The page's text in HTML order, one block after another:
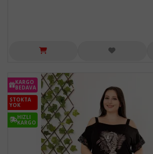
KARGO
BEDAVA
STOKTA
YOK
HIZLI
KARGO